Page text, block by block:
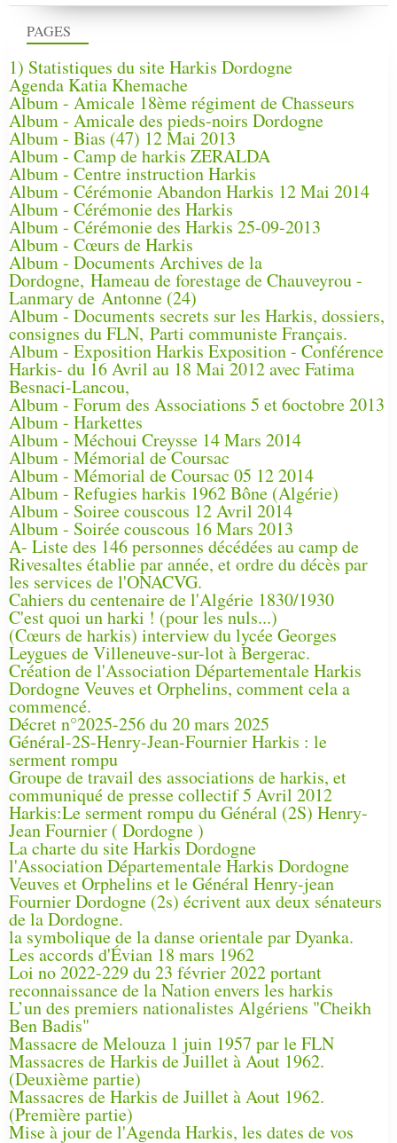
PAGES
1) Statistiques du site Harkis Dordogne
Agenda Katia Khemache
Album - Amicale 18ème régiment de Chasseurs
Album - Amicale des pieds-noirs Dordogne
Album - Bias (47) 12 Mai 2013
Album - Camp de harkis ZERALDA
Album - Centre instruction Harkis
Album - Cérémonie Abandon Harkis 12 Mai 2014
Album - Cérémonie des Harkis
Album - Cérémonie des Harkis 25-09-2013
Album - Cœurs de Harkis
Album - Documents Archives de la
Dordogne, Hameau de forestage de Chauveyrou -
Lanmary de Antonne (24)
Album - Documents secrets sur les Harkis, dossiers,
consignes du FLN, Parti communiste Français.
Album - Exposition Harkis Exposition - Conférence
Harkis- du 16 Avril au 18 Mai 2012 avec Fatima
Besnaci-Lancou,
Album - Forum des Associations 5 et 6octobre 2013
Album - Harkettes
Album - Méchoui Creysse 14 Mars 2014
Album - Mémorial de Coursac
Album - Mémorial de Coursac 05 12 2014
Album - Refugies harkis 1962 Bône (Algérie)
Album - Soiree couscous 12 Avril 2014
Album - Soirée couscous 16 Mars 2013
A- Liste des 146 personnes décédées au camp de
Rivesaltes établie par année, et ordre du décès par
les services de l'ONACVG.
Cahiers du centenaire de l'Algérie 1830/1930
C'est quoi un harki ! (pour les nuls...)
(Cœurs de harkis) interview du lycée Georges
Leygues de Villeneuve-sur-lot à Bergerac.
Création de l'Association Départementale Harkis
Dordogne Veuves et Orphelins, comment cela a
commencé.
Décret n°2025-256 du 20 mars 2025
Général-2S-Henry-Jean-Fournier Harkis : le
serment rompu
Groupe de travail des associations de harkis, et
communiqué de presse collectif 5 Avril 2012
Harkis:Le serment rompu du Général (2S) Henry-
Jean Fournier ( Dordogne )
La charte du site Harkis Dordogne
l'Association Départementale Harkis Dordogne
Veuves et Orphelins et le Général Henry-jean
Fournier Dordogne (2s) écrivent aux deux sénateurs
de la Dordogne.
la symbolique de la danse orientale par Dyanka.
Les accords d'Évian 18 mars 1962
Loi no 2022-229 du 23 février 2022 portant
reconnaissance de la Nation envers les harkis
L’un des premiers nationalistes Algériens "Cheikh
Ben Badis"
Massacre de Melouza 1 juin 1957 par le FLN
Massacres de Harkis de Juillet à Aout 1962.
(Deuxième partie)
Massacres de Harkis de Juillet à Aout 1962.
(Première partie)
Mise à jour de l'Agenda Harkis, les dates de vos